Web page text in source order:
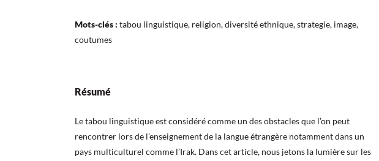
Mots-clés : tabou linguistique, religion, diversité ethnique, strategie, image,
coutumes
Résumé
Le tabou linguistique est considéré comme un des obstacles que l’on peut
rencontrer lors de l’enseignement de la langue étrangère notamment dans un
pays multiculturel comme l’Irak. Dans cet article, nous jetons la lumière sur les